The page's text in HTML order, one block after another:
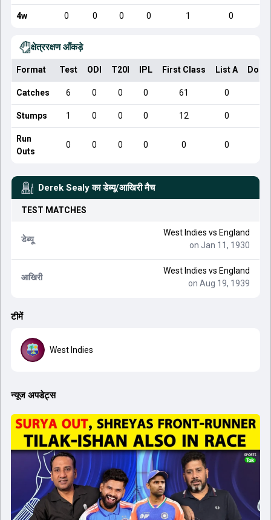
4w 0 0 0 0 1 0
क्षेत्ररक्षण आँकड़े
Format Test ODI T20I IPL First Class List A
Catches 6 0 0 0 61 0
Stumps 1 0 0 0 12 0
Run
Outs
0 0 0 0 0 0
Derek Sealy का डेब्यू/आखिरी मैच
TEST MATCHES
डेब्यू
West Indies vs England
on Jan 11, 1930
आखिरी
West Indies vs England
on Aug 19, 1939
टीमें
West Indies
न्यूज अपडेट्स